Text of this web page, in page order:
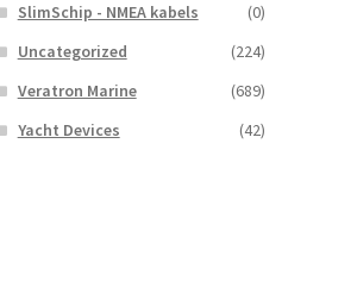
SlimSchip - NMEA kabels
(0)
Uncategorized
(224)
Veratron Marine
(689)
Yacht Devices
(42)